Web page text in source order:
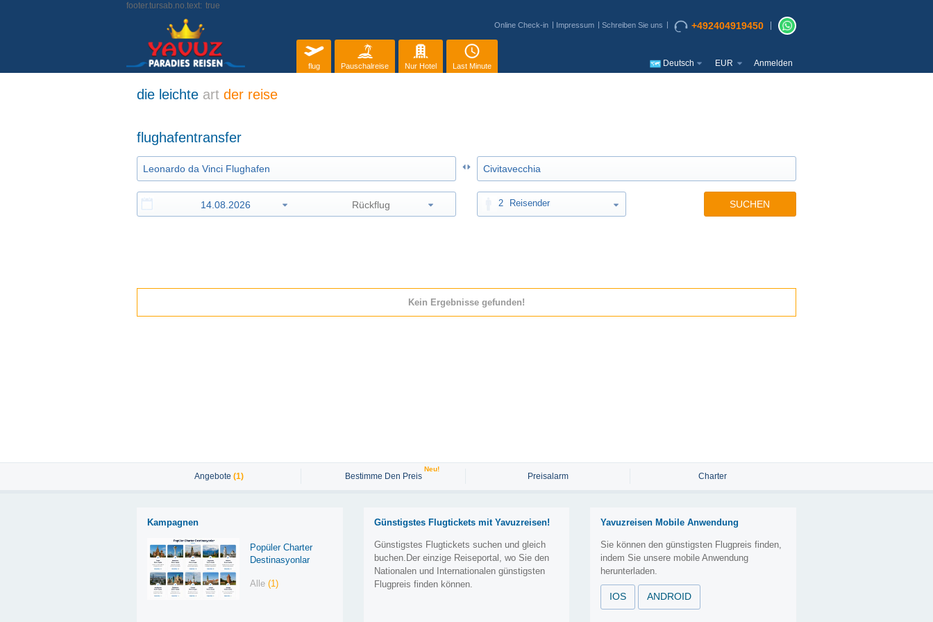
footer.tursab.no.text: true
Online Check-in Impressum Schreiben Sie uns +492404919450
flug Pauschalreise Nur Hotel Last Minute Deutsch EUR Anmelden
die leichte art der reise
flughafentransfer
2 Reisender SUCHEN
Kein Ergebnisse gefunden!
Angebote (1) Bestimme Den Preis
Neu!
Preisalarm Charter
Kampagnen
Popüler Charter
Destinasyonlar
Alle(1)
Günstigstes Flugtickets mit Yavuzreisen!
Günstigstes Flugtickets suchen und gleich
buchen.Der einzige Reiseportal, wo Sie den
Nationalen und Internationalen günstigsten
Flugpreis finden können.
Yavuzreisen Mobile Anwendung
Sie können den günstigsten Flugpreis finden,
indem Sie unsere mobile Anwendung
herunterladen.
IOS ANDROID